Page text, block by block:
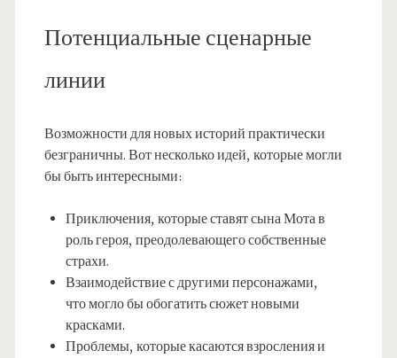
Потенциальные сценарные
линии
Возможности для новых историй практически
безграничны. Вот несколько идей, которые могли
бы быть интересными:
Приключения, которые ставят сына Мота в
роль героя, преодолевающего собственные
страхи.
Взаимодействие с другими персонажами,
что могло бы обогатить сюжет новыми
красками.
Проблемы, которые касаются взросления и